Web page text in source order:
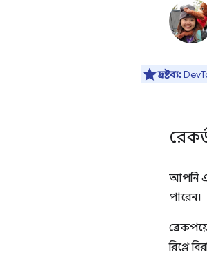
দ্রষ্টব্য:
আপনি
পারেন।
রিপ্লে